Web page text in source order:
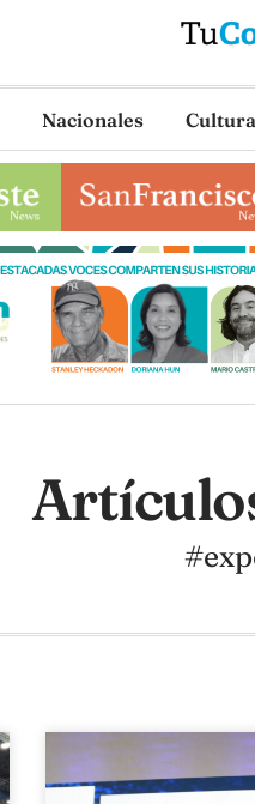
Nacionales Cultura